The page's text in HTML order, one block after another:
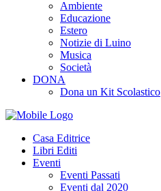
Ambiente
Educazione
Estero
Notizie di Luino
Musica
Società
DONA
Dona un Kit Scolastico
Casa Editrice
Libri Editi
Eventi
Eventi Passati
Eventi dal 2020